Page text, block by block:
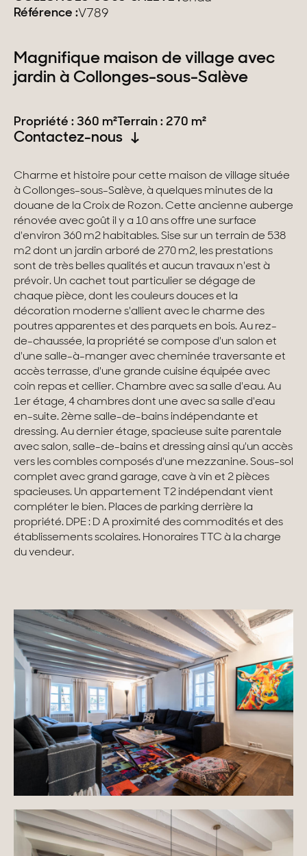
Genève
Alpes Suisses
Nos collections
Propriétés de caractère
Villas modernes
Appartements
Chalets
Maisons & appartements avec vues
Maisons de ville
Maisons de campagne
Domaines
Projets neufs
Réhabilitations & Terrains
Tous nos biens
Référence :V789
Magnifique maison de village avec
jardin à Collonges-sous-Salève
Propriété : 360 m²Terrain : 270 m²
Contactez-nous
Charme et histoire pour cette maison de village située
à Collonges-sous-Salève, à quelques minutes de la
douane de la Croix de Rozon. Cette ancienne auberge
rénovée avec goût il y a 10 ans offre une surface
d'environ 360 m2 habitables. Sise sur un terrain de 538
m2 dont un jardin arboré de 270 m2, les prestations
sont de très belles qualités et aucun travaux n'est à
prévoir. Un cachet tout particulier se dégage de
chaque pièce, dont les couleurs douces et la
décoration moderne s'allient avec le charme des
poutres apparentes et des parquets en bois. Au rez-
de-chaussée, la propriété se compose d'un salon et
d'une salle-à-manger avec cheminée traversante et
accès terrasse, d'une grande cuisine équipée avec
coin repas et cellier. Chambre avec sa salle d'eau. Au
1er étage, 4 chambres dont une avec sa salle d'eau
en-suite. 2ème salle-de-bains indépendante et
dressing. Au dernier étage, spacieuse suite parentale
avec salon, salle-de-bains et dressing ainsi qu'un accès
vers les combles composés d'une mezzanine. Sous-sol
complet avec grand garage, cave à vin et 2 pièces
spacieuses. Un appartement T2 indépendant vient
compléter le bien. Places de parking derrière la
propriété. DPE : D A proximité des commodités et des
établissements scolaires. Honoraires TTC à la charge
du vendeur.